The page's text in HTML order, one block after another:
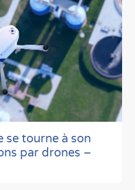
se tourne à son
par drones –